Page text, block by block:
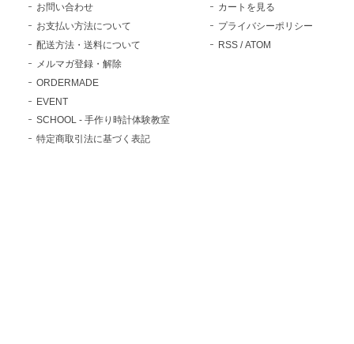
お問い合わせ
お支払い方法について
配送方法・送料について
メルマガ登録・解除
ORDERMADE
EVENT
SCHOOL - 手作り時計体験教室
特定商取引法に基づく表記
カートを見る
プライバシーポリシー
RSS /ATOM